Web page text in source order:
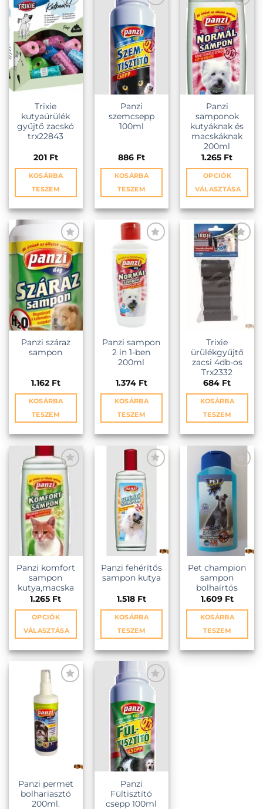
Trixie
kutyaürülék
gyűjtő zacskó
trx22843
201 Ft
KOSÁRBA
TESZEM
Panzi
szemcsepp
100ml
886 Ft
KOSÁRBA
TESZEM
Panzi
samponok
kutyáknak és
macskáknak
200ml
1.265 Ft
OPCIÓK
VÁLASZTÁSA
a
terméknek
több
variációja
van.
A
változatok
ki
Panzi száraz
sampon
1.162 Ft
KOSÁRBA
TESZEM
Panzi sampon
2 in 1-ben
200ml
1.374 Ft
KOSÁRBA
TESZEM
Trixie
ürülékgyűjtő
zacsi 4db-os
Trx2332
684 Ft
KOSÁRBA
TESZEM
Panzi komfort
sampon
kutya,macska
1.265 Ft
OPCIÓK
VÁLASZTÁSA
a
terméknek
több
variációja
van.
A
változatok
a
termékoldalon
választhatók
Panzi fehérítős
sampon kutya
1.518 Ft
KOSÁRBA
TESZEM
Pet champion
sampon
bolhaírtós
1.609 Ft
KOSÁRBA
TESZEM
Panzi permet
bolhariasztó
200ml.
Panzi
Fültisztító
csepp 100ml